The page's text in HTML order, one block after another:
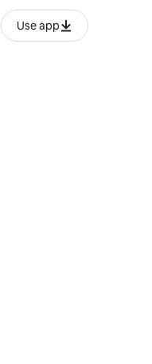
Use app